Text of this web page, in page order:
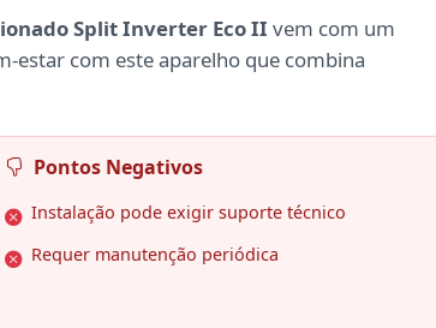
Split Inverter Eco II vem com um
estar com este aparelho que combina
Pontos Negativos
Instalação pode exigir suporte técnico
Requer manutenção periódica